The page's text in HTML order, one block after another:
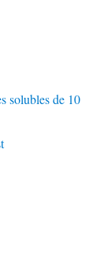
solubles de 10